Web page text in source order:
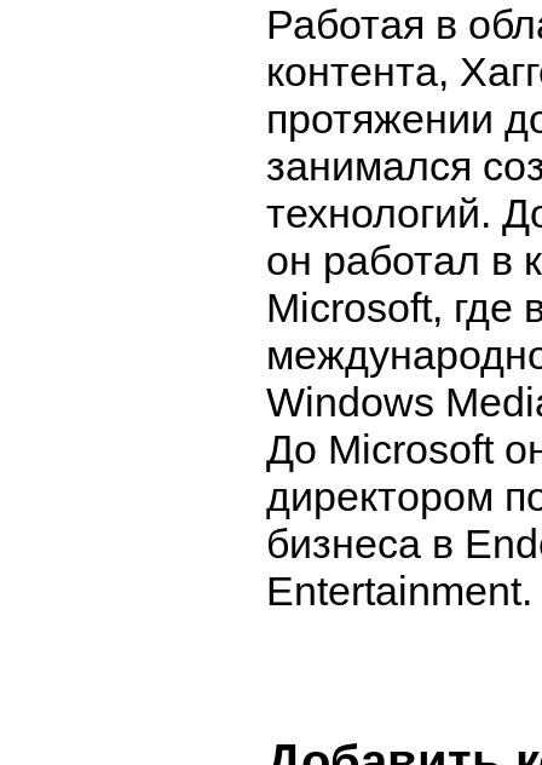
Работая в
контента,
протяжении
занимался
технологий.
он работал в
Microsoft, где
Windows
До Microsoft
директором
бизнеса в
Entertainment.